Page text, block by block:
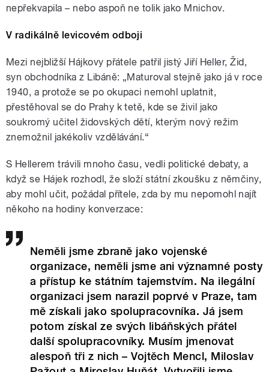
nepřekvapila – nebo aspoň ne tolik jako Mnichov.
V radikálně levicovém odboji
Mezi nejbližší Hájkovy přátele patřil jistý Jiří Heller, Žid,
syn obchodníka z Libáně: „Maturoval stejně jako já v roce
1940, a protože se po okupaci nemohl uplatnit,
přestěhoval se do Prahy k tetě, kde se živil jako
soukromý učitel židovských dětí, kterým nový režim
znemožnil jakékoliv vzdělávání.“
S Hellerem trávili mnoho času, vedli politické debaty, a
když se Hájek rozhodl, že složí státní zkoušku z němčiny,
aby mohl učit, požádal přítele, zda by mu nepomohl najít
někoho na hodiny konverzace:
Neměli jsme zbraně jako vojenské
organizace, neměli jsme ani významné posty
a přístup ke státním tajemstvím. Na ilegální
organizaci jsem narazil poprvé v Praze, tam
mě získali jako spolupracovníka. Já jsem
potom získal ze svých libáňských přátel
další spolupracovníky. Musím jmenovat
alespoň tři z nich – Vojtěch Mencl, Miloslav